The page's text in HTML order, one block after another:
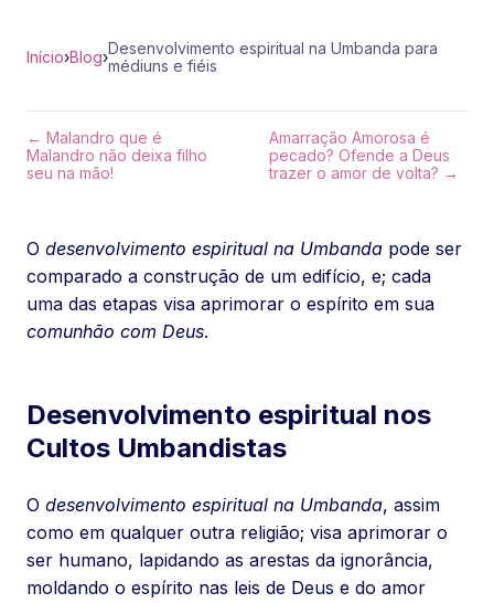
Início›Blog›Desenvolvimento espiritual na Umbanda para
médiuns e fiéis
← Malandro que é
Malandro não deixa filho
seu na mão!
Amarração Amorosa é
pecado? Ofende a Deus
trazer o amor de volta? →
O desenvolvimento espiritual na Umbanda pode ser
comparado a construção de um edifício, e; cada
uma das etapas visa aprimorar o espírito em sua
comunhão com Deus.
Desenvolvimento espiritual nos
Cultos Umbandistas
O desenvolvimento espiritual na Umbanda, assim
como em qualquer outra religião; visa aprimorar o
ser humano, lapidando as arestas da ignorância,
moldando o espírito nas leis de Deus e do amor